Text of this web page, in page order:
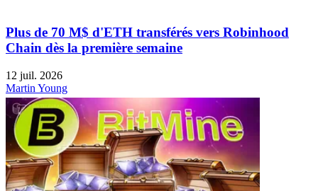
Plus de 70 M$ d'ETH transférés vers Robinhood
Chain dès la première semaine
12 juil. 2026
Martin Young